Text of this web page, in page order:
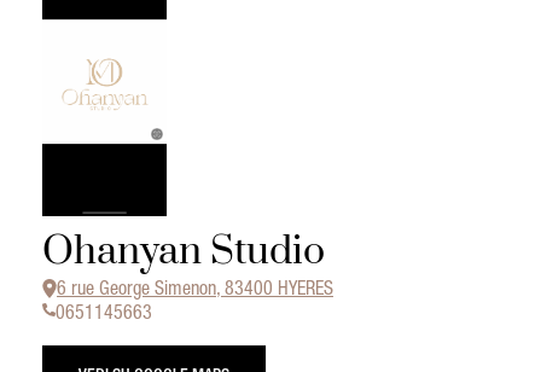
Ohanyan Studio
6 rue George Simenon, 83400 HYERES
0651145663